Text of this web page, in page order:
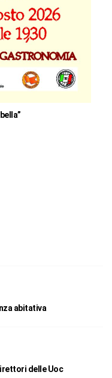
abitativa
delle Uoc